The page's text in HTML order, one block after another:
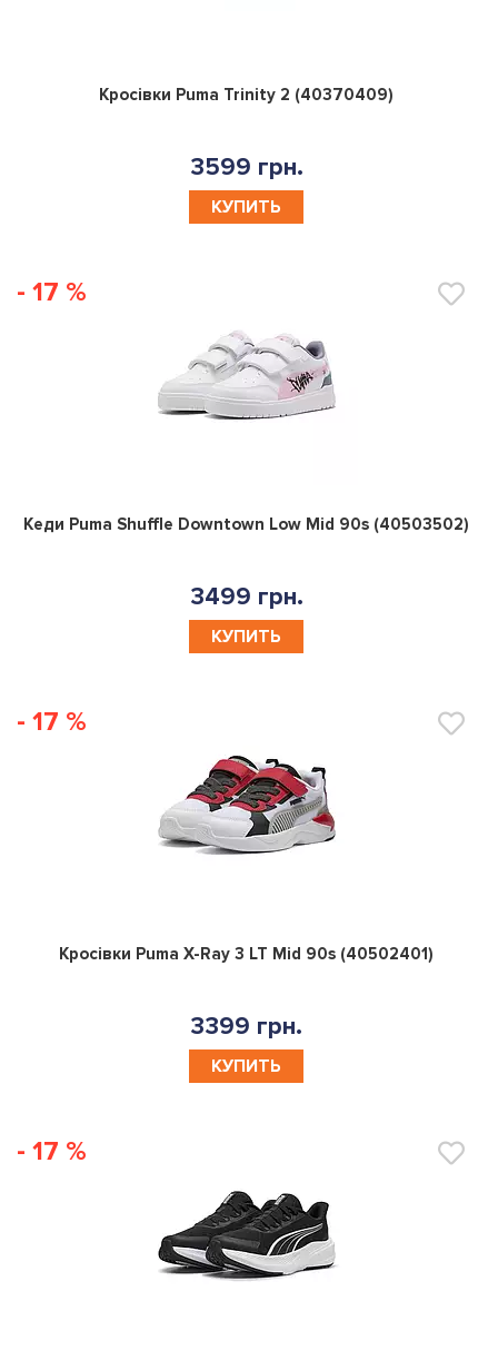
0
Кросівки Puma Trinity 2 (40370409)
3599 грн.
КУПИТЬ
- 17 %
0
Кеди Puma Shuffle Downtown Low Mid 90s (40503502)
3499 грн.
КУПИТЬ
- 17 %
0
Кросівки Puma X-Ray 3 LT Mid 90s (40502401)
3399 грн.
КУПИТЬ
- 17 %